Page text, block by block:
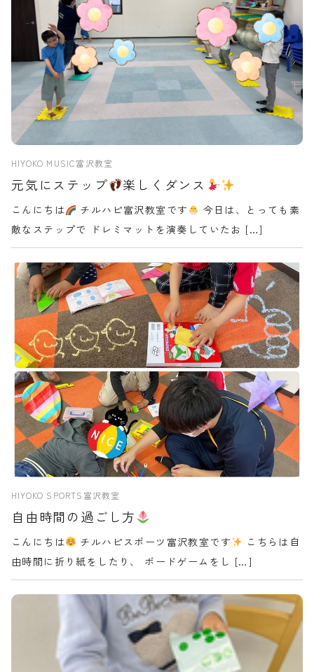
HIYOKO MUSIC富沢教室
元気にステップ 楽しくダンス
こんにちは チルハピ富沢教室です
今日は、とっても素
敵なステップで ドレミマットを演奏していたお […]
HIYOKO SPORTS富沢教室
自由時間の過ごし方
こんにちは チルハピスポーツ富沢教室です
こちらは自
由時間に折り紙をしたり、 ボードゲームをし […]